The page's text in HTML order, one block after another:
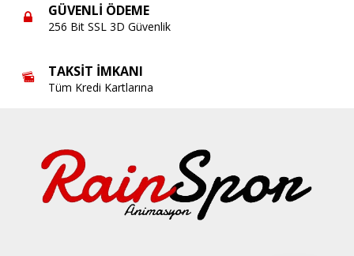
GÜVENLI ÖDEME
256 Bit SSL 3D Güvenlik
TAKSIT İMKANI
Tüm Kredi Kartlarına